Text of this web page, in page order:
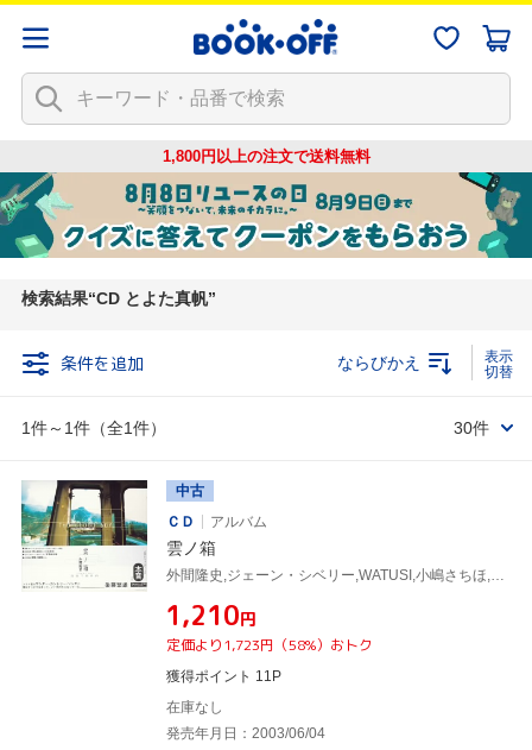
1,800円以上の注文で送料無料
検索結果 CD とよた真帆
条件を追加
1件～1件（全1件）
ならびかえ
30件
中古
ＣＤ
アルバム
雲ノ箱
¥1,210円
定価より1,723円（58%）おトク
獲得ポイント 11P
在庫なし
発売年月日：2003/06/04